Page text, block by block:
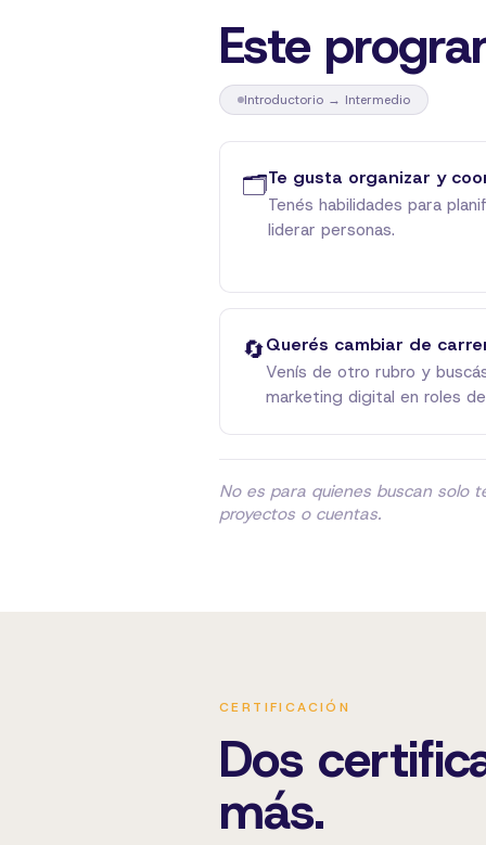
Este
Introductorio → Intermedio
🗂️Te gusta organizar y
Tenés habilidades para
liderar personas.
🔄Querés cambiar de
Venís de otro rubro y
marketing digital en roles
No es para quienes buscan solo
proyectos o cuentas.
CERTIFICACIÓN
Dos
más.